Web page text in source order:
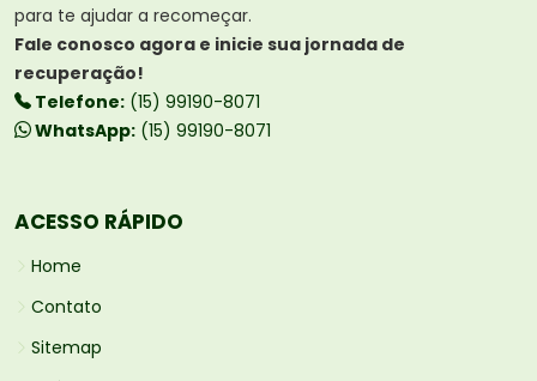
para te ajudar a recomeçar.
Fale conosco agora e inicie sua jornada de
recuperação!
Telefone: (15) 99190-8071
WhatsApp: (15) 99190-8071
ACESSO RÁPIDO
Home
Contato
Sitemap